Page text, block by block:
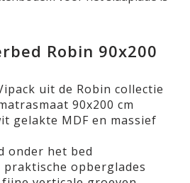
Robin 90x200
uit de Robin collectie
90x200 cm
gelakte MDF en massief
onder het bed
praktische opberglades